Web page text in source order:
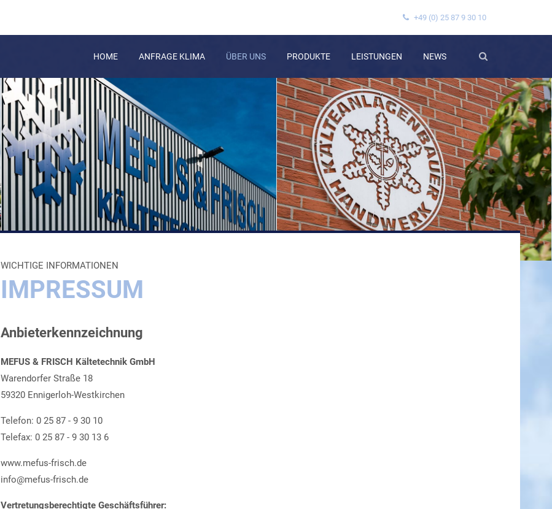
+49 (0) 25 87 9 30 10
HOME ANFRAGE KLIMA ÜBER UNS PRODUKTE LEISTUNGEN NEWS
WICHTIGE INFORMATIONEN
IMPRESSUM
Anbieterkennzeichnung
MEFUS & FRISCH Kältetechnik GmbH
Warendorfer Straße 18
59320 Ennigerloh-Westkirchen
Telefon: 0 25 87 - 9 30 10
Telefax: 0 25 87 - 9 30 13 6
www.mefus-frisch.de
info@mefus-frisch.de
Vertretungsberechtigte Geschäftsführer: